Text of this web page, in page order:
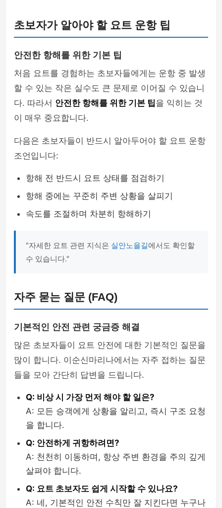
초보자가 알아야 할 요트 운항 팁
안전한 항해를 위한 기본 팁
처음 요트를 경험하는 초보자들에게는 운항 중 발생
할 수 있는 작은 실수도 큰 문제로 이어질 수 있습니
다. 따라서 안전한 항해를 위한 기본 팁을 익히는 것
이 매우 중요합니다.
다음은 초보자들이 반드시 알아두어야 할 요트 운항
조언입니다:
항해 전 반드시 요트 상태를 점검하기
항해 중에는 꾸준히 주변 상황을 살피기
속도를 조절하며 차분히 항해하기
"자세한 요트 관련 지식은 실안노을길에서도 확인할
수 있습니다."
자주 묻는 질문 (FAQ)
기본적인 안전 관련 궁금증 해결
많은 초보자들이 요트 안전에 대한 기본적인 질문을
많이 합니다. 이순신마리나에서는 자주 접하는 질문
들을 모아 간단히 답변을 드립니다.
Q: 비상 시 가장 먼저 해야 할 일은?
A: 모든 승객에게 상황을 알리고, 즉시 구조 요청
을 합니다.
Q: 안전하게 귀항하려면?
A: 천천히 이동하며, 항상 주변 환경을 주의 깊게
살펴야 합니다.
Q: 요트 초보자도 쉽게 시작할 수 있나요?
A: 네, 기본적인 안전 수칙만 잘 지킨다면 누구나